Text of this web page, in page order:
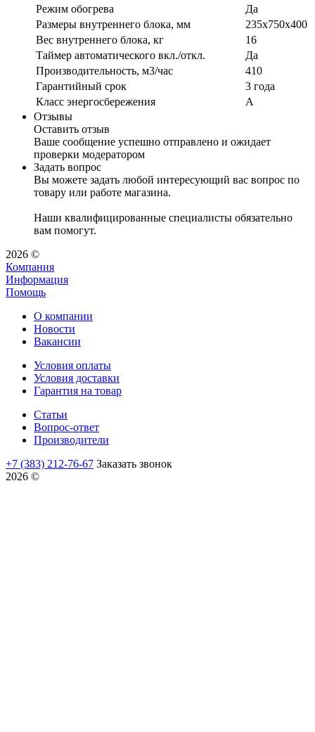
Режим обогрева
Да
Размеры внутреннего блока, мм
235x750x400
Вес внутреннего блока, кг
16
Таймер автоматического вкл./откл.
Да
Производительность, м3/час
410
Гарантийный срок
3 года
Класс энергосбережения
А
Отзывы
Оставить отзыв
Ваше сообщение успешно отправлено и ожидает
проверки модератором
Задать вопрос
Вы можете задать любой интересующий вас вопрос по
товару или работе магазина.
Наши квалифицированные специалисты обязательно
вам помогут.
2026 ©
Компания
Информация
Помощь
О компании
Новости
Вакансии
Условия оплаты
Условия доставки
Гарантия на товар
Статьи
Вопрос-ответ
Производители
+7 (383) 212-76-67 Заказать звонок
2026 ©